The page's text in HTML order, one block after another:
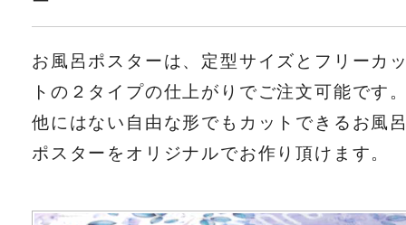
お風呂ポスターは、定型サイズとフリーカ
トの２タイプの仕上がりでご注文可能です
他にはない自由な形でもカットできるお風
ポスターをオリジナルでお作り頂けます。